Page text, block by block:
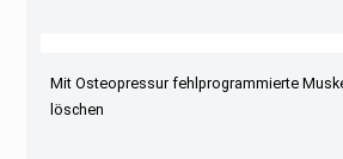
Mit Osteopressur fehlprogrammierte
löschen